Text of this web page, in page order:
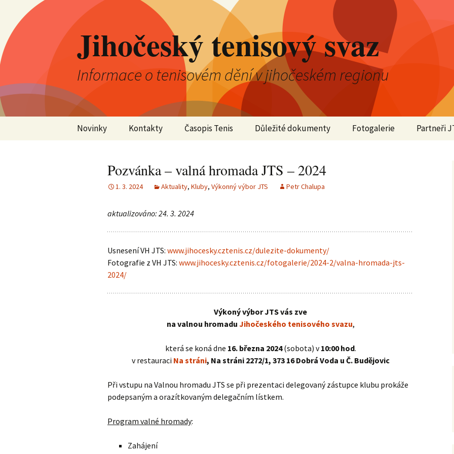
Jihočeský tenisový svaz
Informace o tenisovém dění v jihočeském regionu
Novinky
Výkonný výbor JTS
Kontakty
Kontrolní komise JTS
svazy
Adresář klubů JTS
Haly 2014/2015
Časopis Tenis Důležité dokumenty Fotogalerie
2019
2016
2015
Partneři
Pozvánka – valná hromada JTS – 2024
1. 3. 2024 Aktuality, Kluby, Výkonný výbor JTS Petr Chalupa
aktualizováno: 24. 3. 2024
Usnesení VH JTS: www.jihocesky.cztenis.cz/dulezite-dokumenty/
Fotografie z VH JTS: www.jihocesky.cztenis.cz/fotogalerie/2024-2/valna-hromada-jts-
2024/
Výkoný výbor JTS vás zve
na valnou hromadu Jihočeského tenisového svazu,
která se koná dne 16. března 2024(sobota) v10:00 hod.
v restauraci Na stráni, Na stráni 2272/1, 373 16 Dobrá Voda u Č. Budějovic
Při vstupu na Valnou hromadu JTS se při prezentaci delegovaný zástupce klubu prokáže
podepsaným a orazítkovaným delegačním lístkem.
Program valné hromady:
Zahájení